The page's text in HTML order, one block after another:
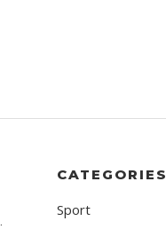
CATEGORIES
Sport